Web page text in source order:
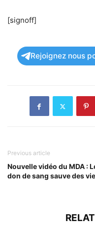
[signoff]
Rejoignez nous
Previous article
Nouvelle vidéo du MDA :
don de sang sauve des